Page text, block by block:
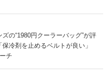
の“1980円クーラーバッグ”が評
冷剤を止めるベルトが良い」
チ